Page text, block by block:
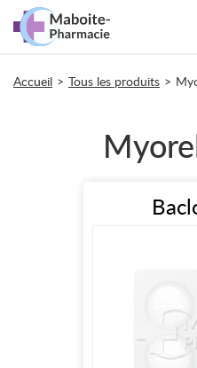
Accueil > Tous les produits >